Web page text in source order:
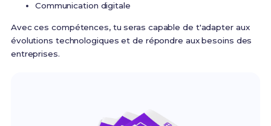
Communication digitale
Avec ces compétences, tu seras capable de t'adapter aux
évolutions technologiques et de répondre aux besoins des
entreprises.